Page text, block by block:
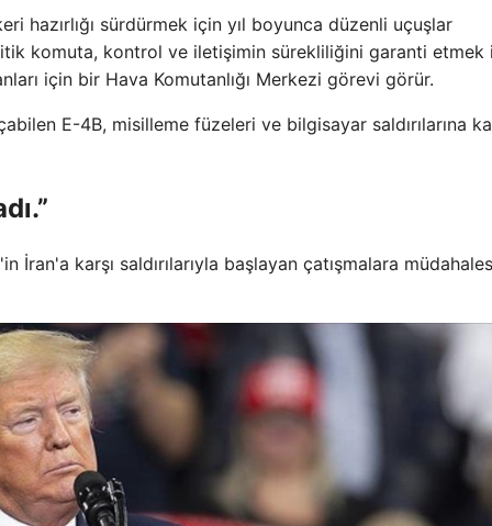
hazırlığı sürdürmek için yıl boyunca düzenli uçuşlar
komuta, kontrol ve iletişimin sürekliliğini garanti etmek
için bir Hava Komutanlığı Merkezi görevi görür.
E-4B, misilleme füzeleri ve bilgisayar saldırılarına
İran'a karşı saldırılarıyla başlayan çatışmalara